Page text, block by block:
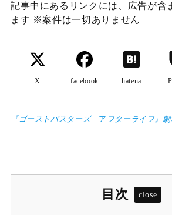
記事中にあるリンクには、広告が含
ます ※案件は一切ありません
X facebook hatena
『ゴーストバスターズ ア フターライフ』
目次